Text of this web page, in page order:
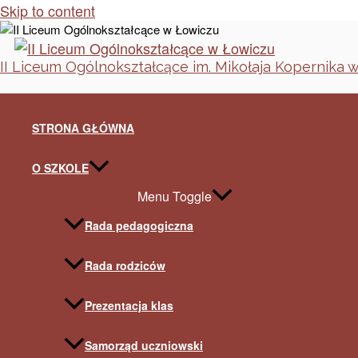
Skip to content
II Liceum Ogólnokształcące im. Mikołaja Kopernika
STRONA GŁÓWNA
O SZKOLE
Menu Toggle
Rada pedagogiczna
Rada rodziców
Prezentacja klas
Samorząd uczniowski